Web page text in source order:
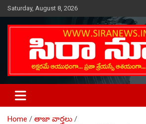
Skip
to
content
Saturday, August 8, 2026
SIRA NEWS
Telugu Online News Daily
Home
తాజా వార్తలు